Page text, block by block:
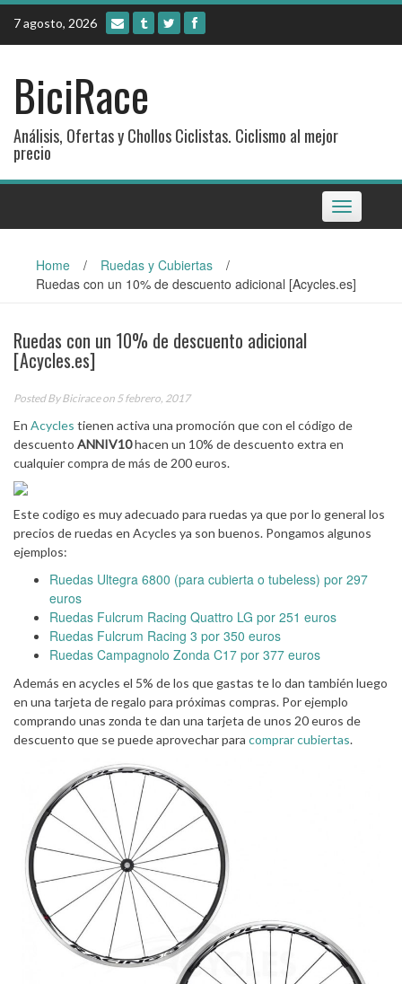
Skip
content
7 agosto, 2026
BiciRace
Análisis, Ofertas y Chollos Ciclistas. Ciclismo al mejor
precio
Toggle
navigation
Home / Ruedas y Cubiertas
/
Ruedas con un 10% de descuento adicional [Acycles.es]
Ruedas con un 10% de descuento adicional
[Acycles.es]
Posted ByBiciraceon 5 febrero, 2017
En Acycles tienen activa una promoción que con el código de
descuento ANNIV10hacen un 10% de descuento extra en
cualquier compra de más de 200 euros.
Este codigo es muy adecuado para ruedas ya que por lo general los
precios de ruedas en Acycles ya son buenos. Pongamos algunos
ejemplos:
Ruedas Ultegra 6800 (para cubierta o tubeless) por 297
euros
Ruedas Fulcrum Racing Quattro LG por 251 euros
Ruedas Fulcrum Racing 3 por 350 euros
Ruedas Campagnolo Zonda C17 por 377 euros
Además en acycles el 5% de los que gastas te lo dan también luego
en una tarjeta de regalo para próximas compras. Por ejemplo
comprando unas zonda te dan una tarjeta de unos 20 euros de
descuento que se puede aprovechar para comprar cubiertas.